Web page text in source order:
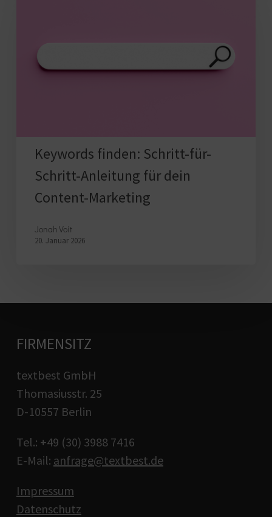
Schritt-
Anleitung
Marketing
Keywords finden: Schritt-für-
Schritt-Anleitung für dein
Content-Marketing
Jonah Voit
20. Januar 2026
FIRMENSITZ
textbest GmbH
Thomasiusstr. 25
D-10557 Berlin
Tel.: +49 (30) 3988 7416
E-Mail: anfrage@textbest.de
Impressum
Datenschutz